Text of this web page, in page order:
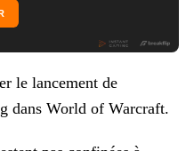
le lancement de
dans World of Warcraft.